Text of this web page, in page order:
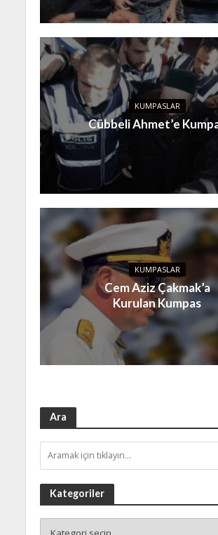
KUMPASLAR
Cübbeli Ahmet’e
KUMPASLAR
Cem Aziz Çakmak’a
Kurulan Kumpas
Ara
Kategoriler